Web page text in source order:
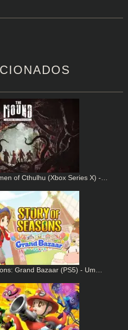
of Cthulhu (Xbox Series X) -…
Grand Bazaar (PS5) - Um…